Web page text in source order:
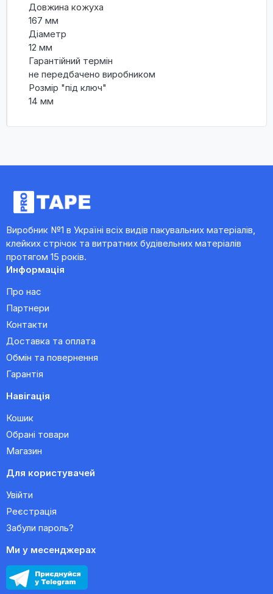
Довжина кожуха
167 мм
Діаметр
12 мм
Гарантійний термін
не передбачено виробником
Розмір "під ключ"
14 мм
Виробник №1 в Україні всіх видів пакувальних матеріалів,
клейких стрічок та витратних будівельних матеріалів
протягом 15 років.
Информація
Про нас
Партнери
Контакти
Доставка та оплата
Обмін та повернення
Гарантія
Навігація
Кошик
Обрані товари
Магазин
Для користувачей
Увійти
Реєстрація
Забули пароль?
Ми у месенджерах